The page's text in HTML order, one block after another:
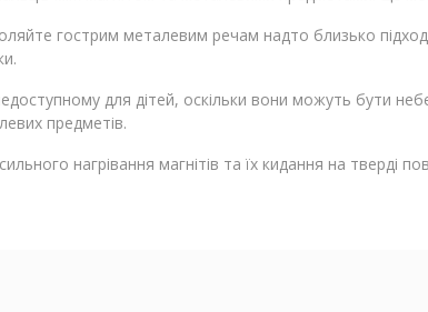
гострим металевим речам надто близько
для дітей, оскільки вони можуть бути
предметів.
нагрівання магнітів та їх кидання на тверді